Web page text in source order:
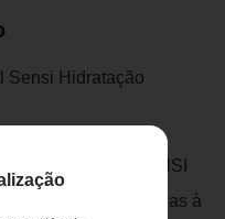
Sensi Hidratação
NUTRISENSI
e textura adequadas à